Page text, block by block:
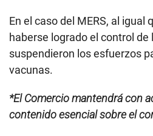
En el caso del MERS, al igual
haberse logrado el control de
suspendieron los esfuerzos
vacunas.
*El Comercio mantendrá con
contenido esencial sobre el